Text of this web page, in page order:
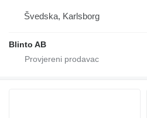
Švedska, Karlsborg
Blinto AB